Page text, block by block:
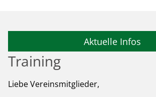
Aktuelle Infos
Training
Liebe Vereinsmitglieder,